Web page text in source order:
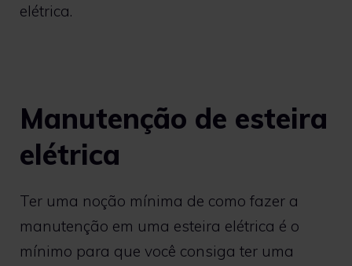
elétrica.
Manutenção de esteira
elétrica
Ter uma noção mínima de como fazer a
manutenção em uma esteira elétrica é o
mínimo para que você consiga ter uma